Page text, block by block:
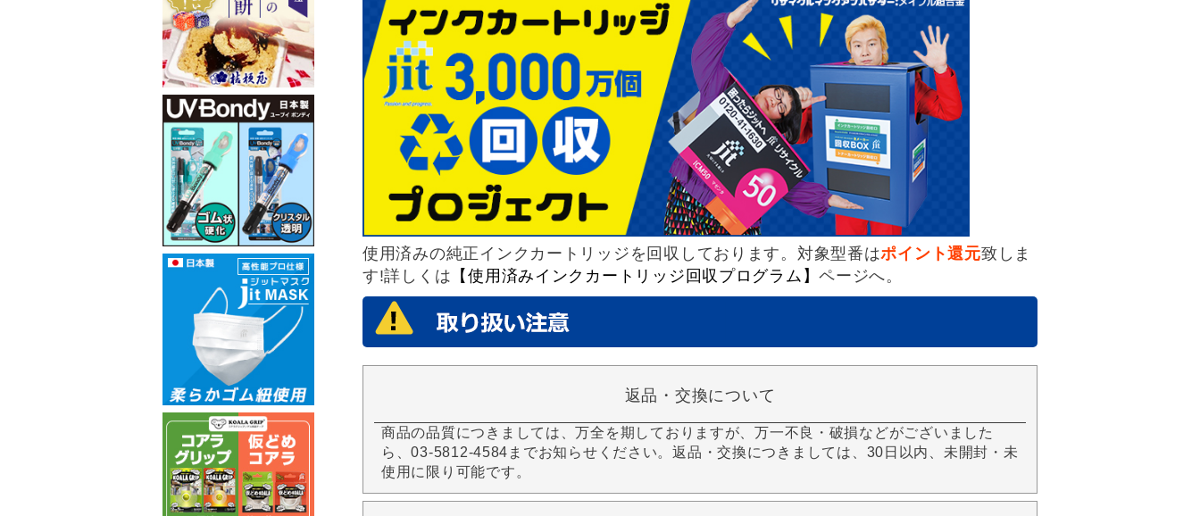
使用済みの純正インクカートリッジを回収しております。対象型番はポイント還元致しま
す!詳しくは 【使用済みインクカートリッジ回収プログラム】ページへ。
返品・交換について
商品の品質につきましては、万全を期しておりますが、万一不良・破損などがございました
ら、03-5812-4584までお知らせください。返品・交換につきましては、30日以内、未開封・未
使用に限り可能です。